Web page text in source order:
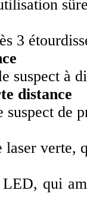
3
suspect à
distance
de
laser verte,
qui